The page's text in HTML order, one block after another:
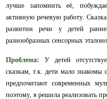
лучше запомнить её,
активную речевую работу.
развитии речи у детей
разнообразных сенсорных
Проблема:
У детей
сказкам, т.к. дети мало знакомы
предпочитают современных
поэтому, я решила реализовать